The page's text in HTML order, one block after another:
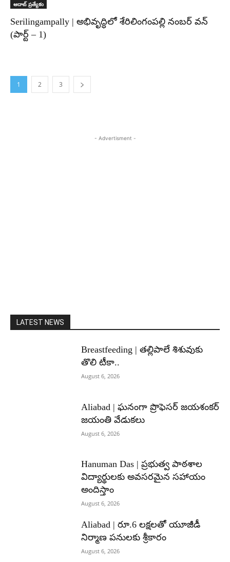
ఆదాబ్ ప్రత్యేకం
Serilingampally | అభివృద్ధిలో శేరిలింగంపల్లి నంబర్ వన్
(పార్ట్ – 1)
1 2 3
- Advertisment -
LATEST NEWS
Breastfeeding | తల్లిపాలే శిశువుకు
తొలి టీకా..
August 6, 2026
Aliabad | ఘనంగా ప్రొఫెసర్ జయశంకర్
జయంతి వేడుకలు
August 6, 2026
Hanuman Das | ప్రభుత్వ పాఠశాల
విద్యార్థులకు అవసరమైన సహాయం
అందిస్తాం
August 6, 2026
Aliabad | రూ.6 లక్షలతో యూజీడీ
నిర్మాణ పనులకు శ్రీకారం
August 6, 2026